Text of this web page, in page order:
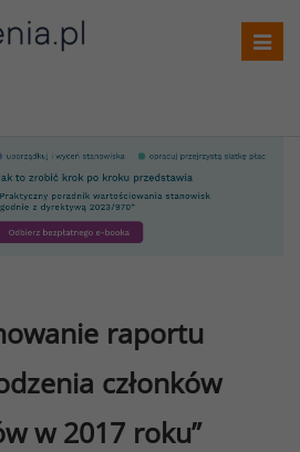
raportu
członków
w 2017 roku”